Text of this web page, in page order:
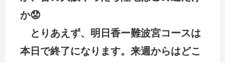
か😟
とりあえず、明日香ー難波宮コースは
本日で終了になります。来週からはどこ